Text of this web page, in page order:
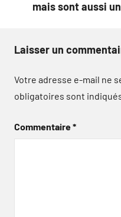
mais sont aussi
Laisser un
Votre adresse e-mail ne
obligatoires sont
Commentaire*